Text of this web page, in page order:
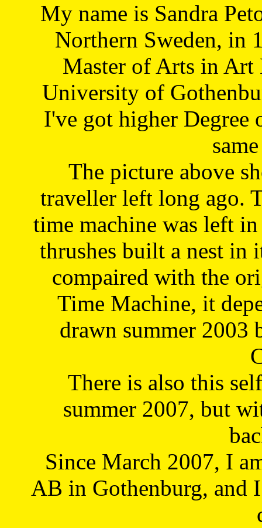
My name is Sandra
Northern Sweden, in
Master of Arts in Art
University of
I've got higher Degree
The picture above
traveller left long ago.
time machine was left
thrushes built a nest in
compaired with the
Time Machine, it
drawn summer 2003
There is also this
summer 2007, but
Since March 2007, I
AB in Gothenburg, and